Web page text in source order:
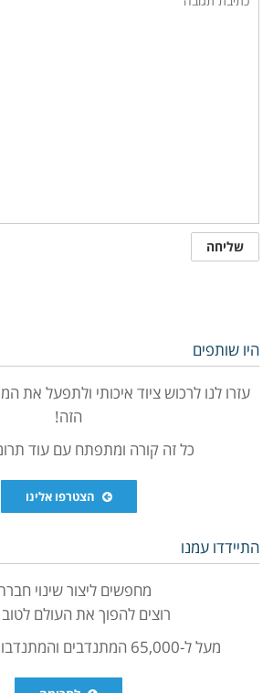
היו שותפים
עזרו לנו לרכוש ציוד איכותי ולתפעל את
הזה!
כל זה קורה ומתפתח עם עוד
הצטרפו אלינו
התיידדו עמנו
מחפשים ליצור שינוי
רוצים להפוך את העולם לטוב
מעל ל-65,000 המתנדבים והמתנדבות מחכים לכם!